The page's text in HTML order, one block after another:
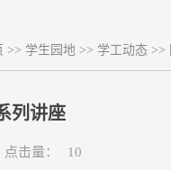
>> 学生园地 >> 学工动态 >>
列讲座
击量： 10